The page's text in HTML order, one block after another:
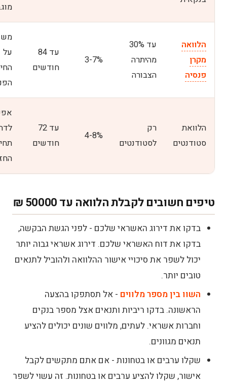
הלוואה
מקרן
פנסיה
עד 30%
מהיתרה
הצבורה
3-7%
עד 84
חודשים
על
הלוואת
סטודנטים
רק
לסטודנטים
4-8%
עד 72
חודשים
טיפים חשובים לקבלת הלוואה עד 50000 ₪
בדקו את דירוג האשראי שלכם - לפני הגשת הבקשה,
בדקו את דוח האשראי שלכם. דירוג אשראי גבוה יותר
יכול לשפר את סיכויי אישור ההלוואה ולהוביל לתנאים
טובים יותר.
השוו בין מספר מלווים - אל תסתפקו בהצעה
הראשונה. בדקו ריביות ותנאים אצל מספר בנקים
וחברות אשראי. לעתים, מלווים שונים יכולים להציע
תנאים מגוונים.
שקלו ערבים או בטחונות - אם אתם מתקשים לקבל
אישור, שקלו להציע ערבים או בטחונות. זה עשוי לשפר